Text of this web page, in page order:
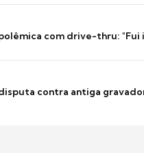
com drive-thru: "Fui
contra antiga